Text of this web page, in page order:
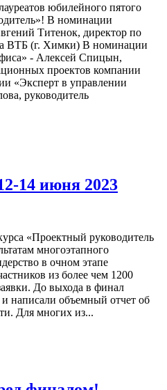
юбилейного пятого
В номинации
Титенок, директор по
ВТБ (г. Химки) В номинации
- Алексей Спицын,
проектов компании
«Эксперт в управлении
руководитель
14 июня 2023
«Проектный руководитель
многоэтапного
в очном этапе
из более чем 1200
До выхода в финал
написали объемный отчет об
Для многих из...